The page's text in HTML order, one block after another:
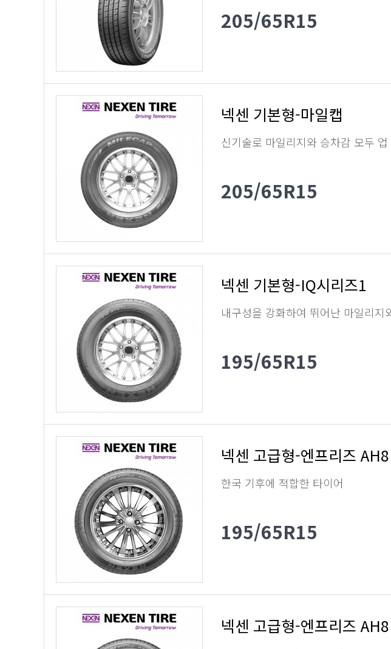
205/65R15
넥센 기본형-마일캡
신기술로 마일리지와 승차감 모두 업
205/65R15
넥센 기본형-IQ시리즈1
내구성을 강화하여 뛰어난 마일리지
195/65R15
넥센 고급형-엔프리즈 AH8
한국 기후에 적합한 타이어
195/65R15
넥센 고급형-엔프리즈 AH8